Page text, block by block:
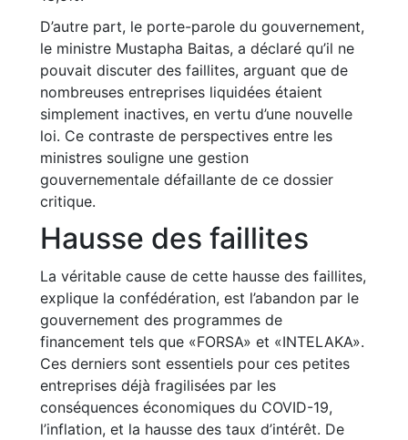
D’autre part, le porte-parole du gouvernement,
le ministre Mustapha Baitas, a déclaré qu’il ne
pouvait discuter des faillites, arguant que de
nombreuses entreprises liquidées étaient
simplement inactives, en vertu d’une nouvelle
loi. Ce contraste de perspectives entre les
ministres souligne une gestion
gouvernementale défaillante de ce dossier
critique.
Hausse des faillites
La véritable cause de cette hausse des faillites,
explique la confédération, est l’abandon par le
gouvernement des programmes de
financement tels que «FORSA» et «INTELAKA».
Ces derniers sont essentiels pour ces petites
entreprises déjà fragilisées par les
conséquences économiques du COVID-19,
l’inflation, et la hausse des taux d’intérêt. De